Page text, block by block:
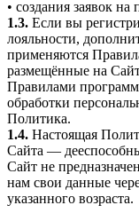
• создания заявок
1.3. Если вы
лояльности,
применяются
размещённые на
Правилами
обработки
Политика.
1.4. Настоящая
Сайта —
Сайт не
нам свои данные
указанного возраста.